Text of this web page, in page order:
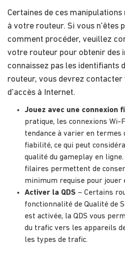
Certaines de ces
à votre routeur. Si vous n'êtes
comment procéder, veuillez
votre routeur pour obtenir des
connaissez pas les identifiants
routeur, vous devrez
d'accès à Internet.
Jouez avec une connexion
pratique, les connexions Wi-
tendance à varier en termes
fiabilité, ce qui peut
qualité du gameplay en
filaires permettent de
minimum requise pour jouer
Activer la QDS – Certains
fonctionnalité de Qualité de
est activée, la QDS vous
du trafic vers les appareils
les types de trafic.